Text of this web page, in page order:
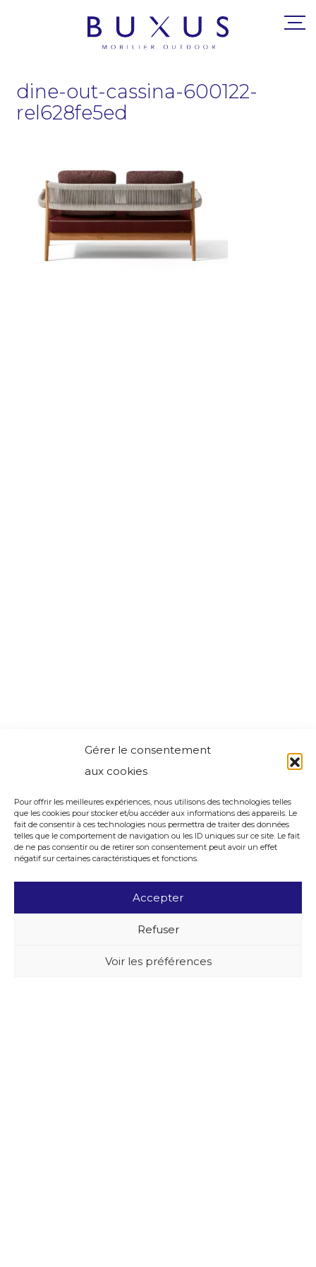
Gérer le consentement
aux cookies
Pour offrir les meilleures expériences, nous utilisons des technologies telles
que les cookies pour stocker et/ou accéder aux informations des appareils. Le
fait de consentir à ces technologies nous permettra de traiter des données
telles que le comportement de navigation ou les ID uniques sur ce site. Le fait
de ne pas consentir ou de retirer son consentement peut avoir un effet
négatif sur certaines caractéristiques et fonctions.
Accepter
Refuser
Voir les préférences
dine-out-cassina-600122-
rel628fe5ed